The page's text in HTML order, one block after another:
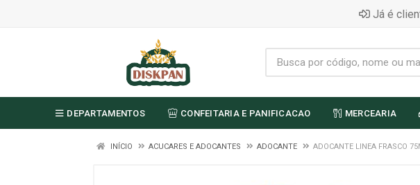
Já é
DEPARTAMENTOS CONFEITARIA E PANIFICACAO MERCEARIA
INÍCIO ACUCARES E ADOCANTES ADOCANTE ADOCANTE LINEA FRASCO